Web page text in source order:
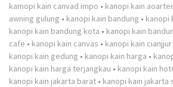
kamopi kain canvad impo • kanopi kain
awning gulung • kanopi kain bandung • kanopi
kanopi kain bandung kota • kanopi kain
cafe • kanopi kain canvas • kanopi kain cianjjur
kanopi kain gedung • kanopi kain harga •
kanopi kain harga terjangkau • kanopi kain
kanopi kain jakarta barat • kanopi kain jakarta